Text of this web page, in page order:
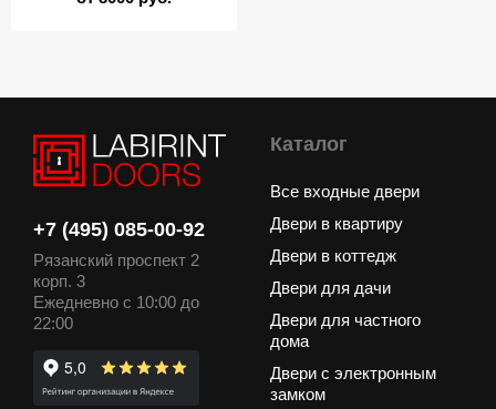
+7 (495) 085-00-92
Рязанский проспект 2
корп. 3
Ежедневно с 10:00 до
22:00
Каталог
Все входные двери
Двери в квартиру
Двери в коттедж
Двери для дачи
Двери для частного
дома
Двери с электронным
замком